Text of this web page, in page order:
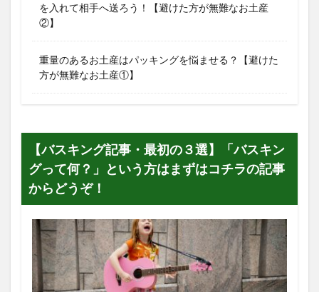
を入れて相手へ送ろう！【避けた方が無難なお土産
②】
重量のあるお土産はパッキングを悩ませる？【避けた
方が無難なお土産①】
【バスキング記事・最初の３選】「バスキン
グって何？」という方はまずはコチラの記事
からどうぞ！